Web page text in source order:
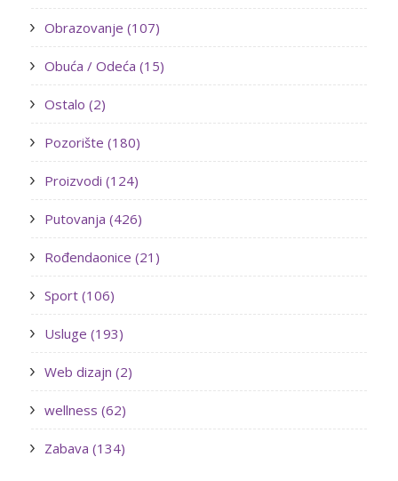
Obrazovanje (107)
Obuća / Odeća (15)
Ostalo (2)
Pozorište (180)
Proizvodi (124)
Putovanja (426)
Rođendaonice (21)
Sport (106)
Usluge (193)
Web dizajn (2)
wellness (62)
Zabava (134)